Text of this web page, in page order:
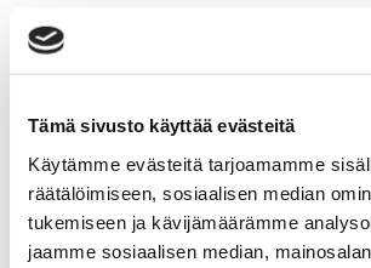
Tämä sivusto käyttää evästeitä
Käytämme evästeitä tarjoamamme
räätälöimiseen, sosiaalisen median
tukemiseen ja kävijämäärämme
jaamme sosiaalisen median,
HAAVISTONTIE 7
Suomi Nokia
Omakotitalo 1930
6h+k+khh+kh+s+3xWC